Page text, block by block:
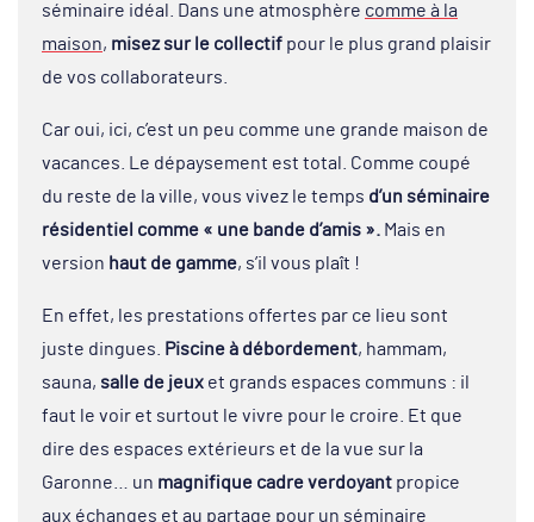
séminaire idéal. Dans une atmosphère comme à la
maison, misez sur le collectif pour le plus grand plaisir
de vos collaborateurs.
Car oui, ici, c’est un peu comme une grande maison de
vacances. Le dépaysement est total. Comme coupé
du reste de la ville, vous vivez le temps d’un séminaire
résidentiel comme « une bande d’amis ». Mais en
version haut de gamme, s’il vous plaît !
En effet, les prestations offertes par ce lieu sont
juste dingues. Piscine à débordement, hammam,
sauna, salle de jeux et grands espaces communs : il
faut le voir et surtout le vivre pour le croire. Et que
dire des espaces extérieurs et de la vue sur la
Garonne… un magnifique cadre verdoyant propice
aux échanges et au partage pour un séminaire